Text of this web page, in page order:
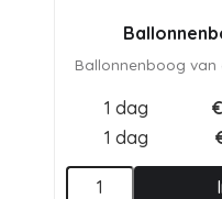
Ballonnenboog van
1 dag €
1 dag